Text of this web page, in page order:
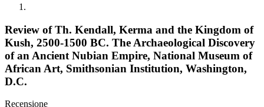
Review of Th. Kendall, Kerma and the Kingdom of
Kush, 2500-1500 BC. The Archaeological Discovery
of an Ancient Nubian Empire, National Museum of
African Art, Smithsonian Institution, Washington,
D.C.
Recensione